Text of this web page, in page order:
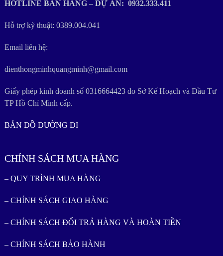
HOTLINE BÁN HÀNG – DỰ ÁN: 0932.333.411
Hỗ trợ kỹ thuật: 0389.004.041
Email liên hệ:
dienthongminhquangminh@gmail.com
Giấy phép kinh doanh số 0316664423 do Sở Kế Hoạch và Đầu Tư
TP Hồ Chí Minh cấp.
BẢN ĐỒ ĐƯỜNG ĐI
CHÍNH SÁCH MUA HÀNG
– QUY TRÌNH MUA HÀNG
– CHÍNH SÁCH GIAO HÀNG
– CHÍNH SÁCH ĐỔI TRẢ HÀNG VÀ HOÀN TIỀN
– CHÍNH SÁCH BẢO HÀNH